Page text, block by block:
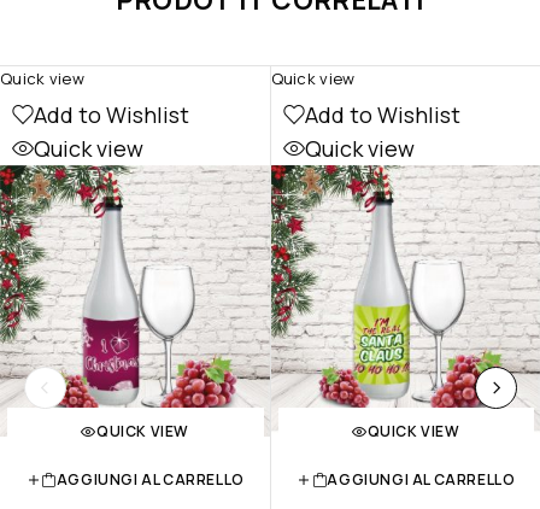
Add to Wishlist
Quick view
QUICK VIEW
AGGIUNGI AL CARRELLO
Quick view
Add to Wishlist
Quick view
QUICK VIEW
AGGIUNGI AL CARRELLO
Quick view